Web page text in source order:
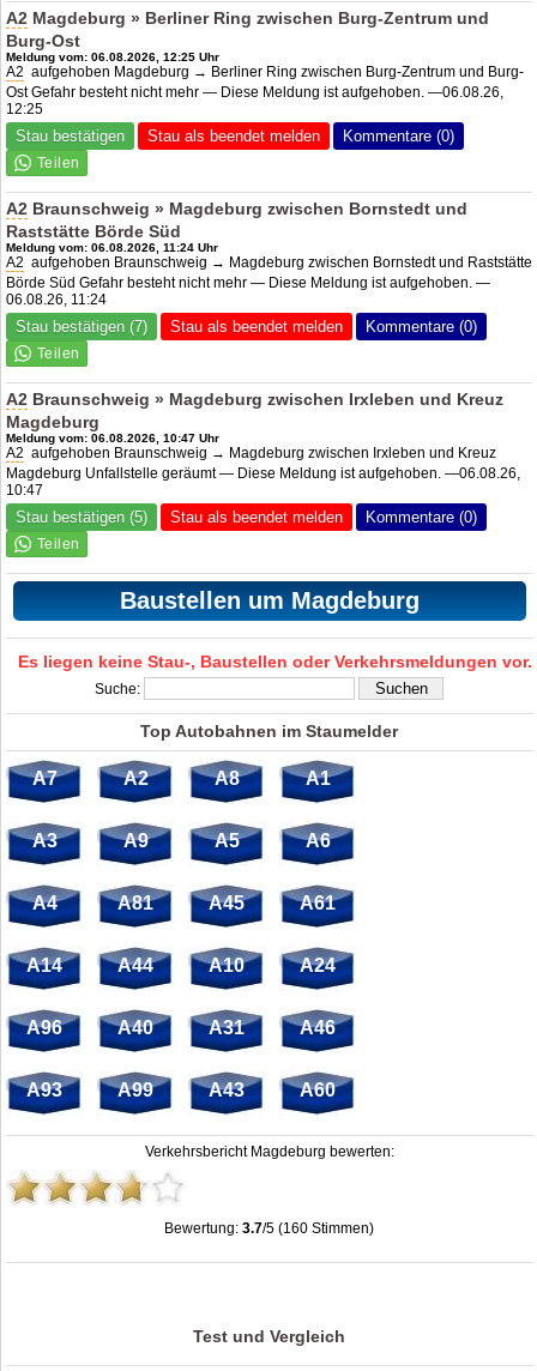
A2 Magdeburg » Berliner Ring zwischen Burg-Zentrum und
Burg-Ost
Meldung vom: 06.08.2026, 12:25 Uhr
A2 aufgehoben Magdeburg → Berliner Ring zwischen Burg-Zentrum und Burg-
Ost Gefahr besteht nicht mehr — Diese Meldung ist aufgehoben. —06.08.26,
12:25
Stau bestätigen Stau als beendet melden Kommentare (0)
A2 Braunschweig » Magdeburg zwischen Bornstedt und
Raststätte Börde Süd
Meldung vom: 06.08.2026, 11:24 Uhr
A2 aufgehoben Braunschweig → Magdeburg zwischen Bornstedt und Raststätte
Börde Süd Gefahr besteht nicht mehr — Diese Meldung ist aufgehoben. —
06.08.26, 11:24
Stau bestätigen (7) Stau als beendet melden Kommentare (0)
A2 Braunschweig » Magdeburg zwischen Irxleben und Kreuz
Magdeburg
Meldung vom: 06.08.2026, 10:47 Uhr
A2 aufgehoben Braunschweig → Magdeburg zwischen Irxleben und Kreuz
Magdeburg Unfallstelle geräumt — Diese Meldung ist aufgehoben. —06.08.26,
10:47
Stau bestätigen (5) Stau als beendet melden Kommentare (0)
Baustellen um Magdeburg
Es liegen keine Stau-, Baustellen oder Verkehrsmeldungen vor.
Suche:
Top Autobahnen im Staumelder
A7 A2 A8 A1
A3 A9 A5 A6
A4 A81 A45 A61
A14 A44 A10 A24
A96 A40 A31 A46
A93 A99 A43 A60
Verkehrsbericht Magdeburg bewerten:
Bewertung:3.7/5 (160 Stimmen)
Magdeburg: Stau, Unfälle, Sperrung & Baustellen ,3.7out of5based on160
Test und Vergleich